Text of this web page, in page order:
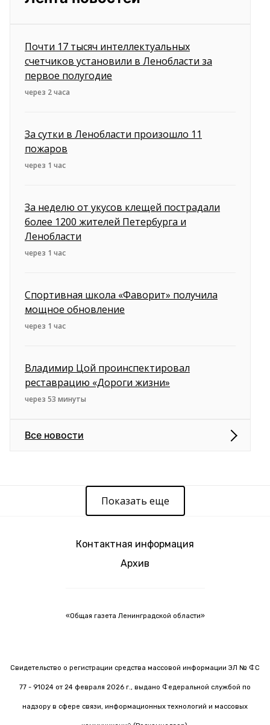
Почти 17 тысяч интеллектуальных
счетчиков установили в Ленобласти за
первое полугодие
через 2 часа
За сутки в Ленобласти произошло 11
пожаров
через 1 час
За неделю от укусов клещей пострадали
более 1200 жителей Петербурга и
Ленобласти
через 1 час
Спортивная школа «Фаворит» получила
мощное обновление
через 1 час
Владимир Цой проинспектировал
реставрацию «Дороги жизни»
через 53 минуты
Все новости
Показать еще
Контактная информация
Архив
«Общая газета Ленинградской области»
Свидетельство о регистрации средства массовой информации ЭЛ № ФС
77 - 91024 от 24 февраля 2026 г., выдано Федеральной службой по
надзору в сфере связи, информационных технологий и массовых